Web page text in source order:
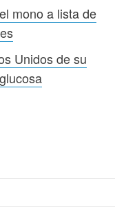
mono a lista de
Unidos de su